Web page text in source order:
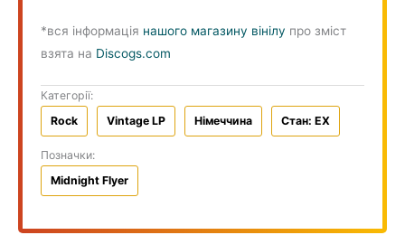
*вся інформація нашого магазину вінілу про зміст
взята на Discogs.com
Категорії:
Rock
Vintage LP Німеччина Стан: EX
Позначки:
Midnight Flyer